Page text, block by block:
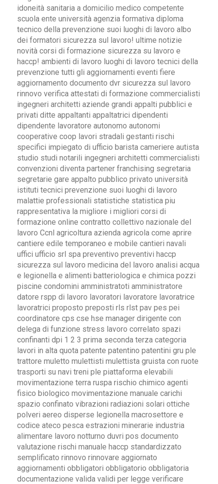
idoneità sanitaria a domicilio medico competente
scuola ente università agenzia formativa diploma
tecnico della prevenzione suoi luoghi di lavoro albo
dei formatori sicurezza sul lavoro! ultime notizie
novità corsi di formazione sicurezza su lavoro e
haccp! ambienti di lavoro luoghi di lavoro tecnici della
prevenzione tutti gli aggiornamenti eventi fiere
aggiornamento documento dvr sicurezza sul lavoro
rinnovo verifica attestati di formazione commercialisti
ingegneri architetti aziende grandi appalti pubblici e
privati ditte appaltanti appaltatrici dipendenti
dipendente lavoratore autonomo autonomi
cooperative coop lavori stradali gestanti rischi
specifici impiegato di ufficio barista cameriere autista
studio studi notarili ingegneri architetti commercialisti
convenzioni diventa partener franchising segretaria
segretarie gare appalto pubblico privato università
istituti tecnici prevenzione suoi luoghi di lavoro
malattie professionali statistiche statistica piu
rappresentativa la migliore i migliori corsi di
formazione online contratto collettivo nazionale del
lavoro Ccnl agricoltura azienda agricola come aprire
cantiere edile temporaneo e mobile cantieri navali
uffici ufficio srl spa preventivo preventivi haccp
sicurezza sul lavoro medicina del lavoro analisi acqua
e legionella e alimenti batteriologica e chimica pozzi
piscine condomini amministratoti amministratore
datore rspp di lavoro lavoratori lavoratore lavoratrice
lavoratrici proposto preposti rls rlst pav pes pei
coordinatore cps cse hse manager dirigente con
delega di funzione stress lavoro correlato spazi
confinanti dpi 1 2 3 prima seconda terza categoria
lavori in alta quota patente patentino patentini gru ple
trattore muletto mulettisti mulettista gruista con ruote
trasporti su navi treni ple piattaforma elevabili
movimentazione terra ruspa rischio chimico agenti
fisico biologico movimentazione manuale carichi
spazio confinato vibrazioni radiazioni solari ottiche
polveri aereo disperse legionella macrosettore e
codice ateco pesca estrazioni minerarie industria
alimentare lavoro notturno duvri pos documento
valutazione rischi manuale haccp standardizzato
semplificato rinnovo rinnovare aggiornato
aggiornamenti obbligatori obbligatorio obbligatoria
documentazione valida validi per legge verificare